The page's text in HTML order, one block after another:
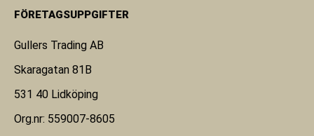
FÖRETAGSUPPGIFTER
Gullers Trading AB
Skaragatan 81B
531 40 Lidköping
Org.nr: 559007-8605